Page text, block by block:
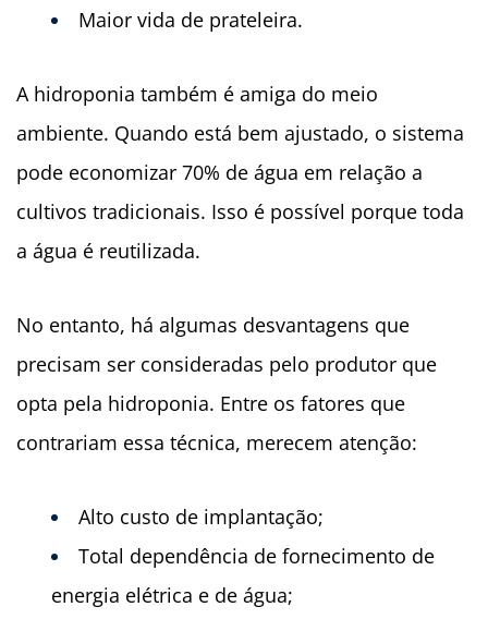
Maior vida de prateleira.
A hidroponia também é amiga do meio
ambiente. Quando está bem ajustado, o sistema
pode economizar 70% de água em relação a
cultivos tradicionais. Isso é possível porque toda
a água é reutilizada.
No entanto, há algumas desvantagens que
precisam ser consideradas pelo produtor que
opta pela hidroponia. Entre os fatores que
contrariam essa técnica, merecem atenção:
Alto custo de implantação;
Total dependência de fornecimento de
energia elétrica e de água;